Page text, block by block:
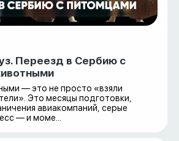
Переезд в Сербию с
— это не просто «взяли
Это месяцы подготовки,
авиакомпаний, серые
— и моме...